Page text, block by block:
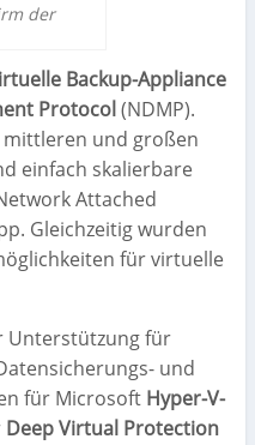
der
Backup-Appliance
Protocol (NDMP).
und großen
einfach skalierbare
Attached
Gleichzeitig wurden
für virtuelle
Unterstützung für
und
für Microsoft Hyper-V-
Deep Virtual Protection